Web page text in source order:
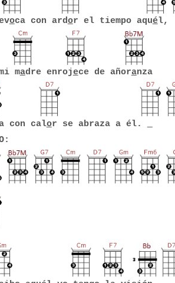
oca con ardor el tiempo aquél,
madre enrojece de añoranza
con calor se abraza a él.